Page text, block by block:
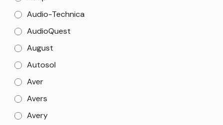
Audio-Technica
AudioQuest
August
Autosol
Aver
Avers
Avery